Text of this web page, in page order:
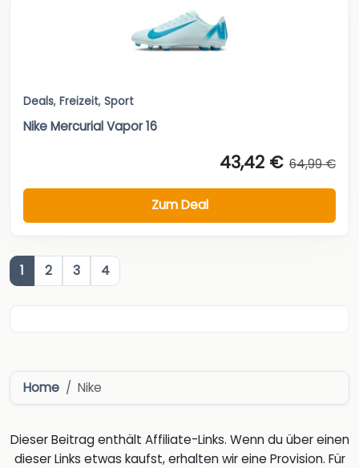
Deals, Freizeit, Sport
Nike Mercurial Vapor 16
43,42 € 64,99 €
Zum Deal
1 2 3 4
Home Nike
Dieser Beitrag enthält Affiliate-Links. Wenn du über einen
dieser Links etwas kaufst, erhalten wir eine Provision. Für